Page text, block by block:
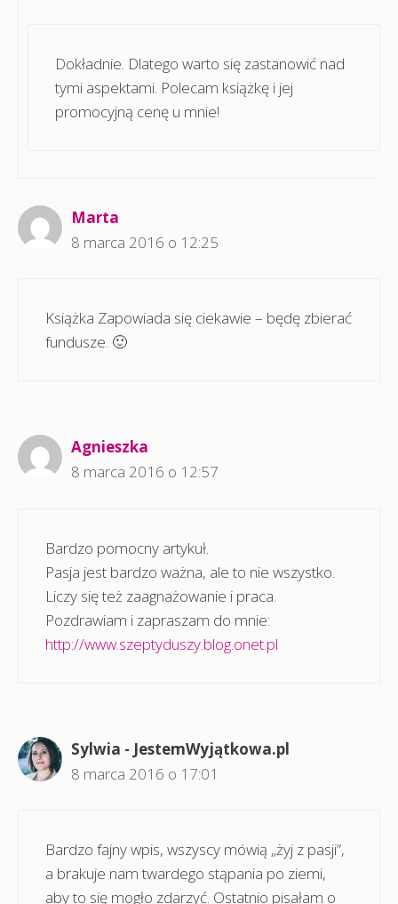
Dokładnie. Dlatego warto się zastanowić nad
tymi aspektami. Polecam książkę i jej
promocyjną cenę u mnie!
Marta
8 marca 2016 o 12:25
Książka Zapowiada się ciekawie – będę zbierać
fundusze. 🙂
Agnieszka
8 marca 2016 o 12:57
Bardzo pomocny artykuł.
Pasja jest bardzo ważna, ale to nie wszystko.
Liczy się też zaagnażowanie i praca.
Pozdrawiam i zapraszam do mnie:
http://www.szeptyduszy.blog.onet.pl
Sylwia - JestemWyjątkowa.pl
8 marca 2016 o 17:01
Bardzo fajny wpis, wszyscy mówią „żyj z pasji”,
a brakuje nam twardego stąpania po ziemi,
aby to się mogło zdarzyć. Ostatnio pisałam o